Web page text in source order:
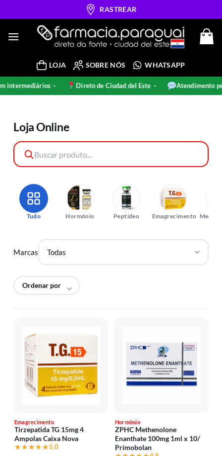
to
RASTREAR
LOJA SOBRE NÓS WHATSAPP
intermediários • Direto de Ciudad del Este • Atendimento
Loja Online
Tudo Hormônio Peptídeo Emagrecimento
Marcas
Emagrecimento
Tirzepatida TG 15mg 4
Ampolas Caixa Nova
★★★★★
★★★★★5,0
Hormônio
ZPHC Methenolone
Enanthate 100mg 1ml x 10/
Primobolan